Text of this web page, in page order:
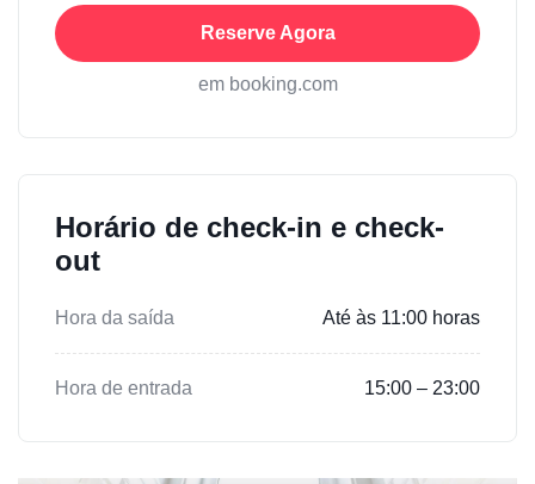
Reserve Agora
em booking.com
Horário de check-in e check-
out
Hora da saída Até às 11:00 horas
Hora de entrada 15:00 – 23:00